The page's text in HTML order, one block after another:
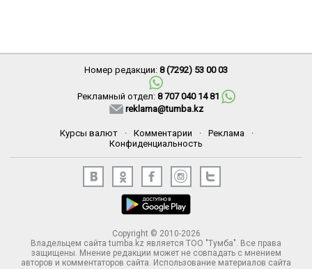
Номер редакции: 8 (7292) 53 00 03
Рекламный отдел: 8 707 040 14 81
reklama@tumba.kz
Курсы валют · Комментарии · Реклама
·
Конфиденциальность
Copyright © 2010-2026
Владельцем сайта tumba.kz является ТОО "Тумба". Все права
защищены. Мнение редакции может не совпадать с мнением
авторов и комментаторов сайта. Использование материалов сайта